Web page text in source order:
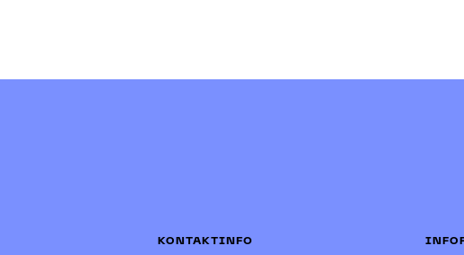
KONTAKTINFO